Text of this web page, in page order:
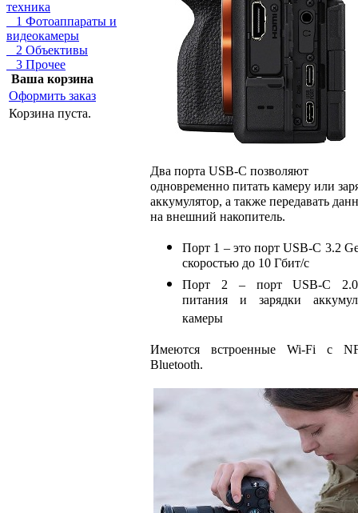
техника
1 Фотоаппараты и
видеокамеры
2 Объективы
3 Прочее
Ваша корзина
Оформить заказ
Корзина пуста.
Два порта USB-C позволяют
одновременно питать камеру или
аккумулятор, а также передавать
на внешний накопитель.
Порт 1 – это порт USB-C 3.2
скоростью до 10 Гбит/с
Порт 2 – порт USB-C
питания и зарядки
камеры
Имеются встроенные Wi-Fi с
Bluetooth.